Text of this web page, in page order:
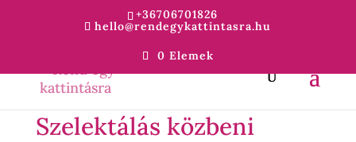
+36706701826
hello@rendegykattintasra.hu
0 Elemek
Szelektálás közbeni